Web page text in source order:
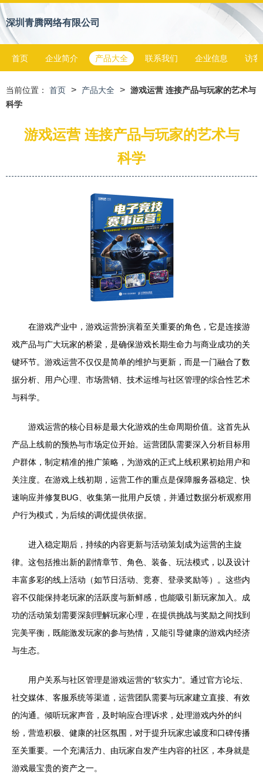
深圳青腾网络有限公司
首页 企业简介 产品大全 联系我们 企业信息 访客
当前位置： 首页 > 产品大全 > 游戏运营 连接产品与玩家的艺术与
科学
游戏运营 连接产品与玩家的艺术与
科学
在游戏产业中，游戏运营扮演着至关重要的角色，它是连接游
戏产品与广大玩家的桥梁，是确保游戏长期生命力与商业成功的关
键环节。游戏运营不仅仅是简单的维护与更新，而是一门融合了数
据分析、用户心理、市场营销、技术运维与社区管理的综合性艺术
与科学。
游戏运营的核心目标是最大化游戏的生命周期价值。这首先从
产品上线前的预热与市场定位开始。运营团队需要深入分析目标用
户群体，制定精准的推广策略，为游戏的正式上线积累初始用户和
关注度。在游戏上线初期，运营工作的重点是保障服务器稳定、快
速响应并修复BUG、收集第一批用户反馈，并通过数据分析观察用
户行为模式，为后续的调优提供依据。
进入稳定期后，持续的内容更新与活动策划成为运营的主旋
律。这包括推出新的剧情章节、角色、装备、玩法模式，以及设计
丰富多彩的线上活动（如节日活动、竞赛、登录奖励等）。这些内
容不仅能保持老玩家的活跃度与新鲜感，也能吸引新玩家加入。成
功的活动策划需要深刻理解玩家心理，在提供挑战与奖励之间找到
完美平衡，既能激发玩家的参与热情，又能引导健康的游戏内经济
与生态。
用户关系与社区管理是游戏运营的“软实力”。通过官方论坛、
社交媒体、客服系统等渠道，运营团队需要与玩家建立直接、有效
的沟通。倾听玩家声音，及时响应合理诉求，处理游戏内外的纠
纷，营造积极、健康的社区氛围，对于提升玩家忠诚度和口碑传播
至关重要。一个充满活力、由玩家自发产生内容的社区，本身就是
游戏最宝贵的资产之一。